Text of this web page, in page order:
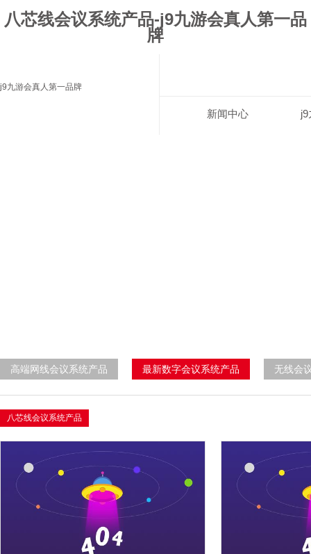
八芯线会议系统产品-j9九游会真人第一品
牌
j9九游会真人第一品牌
新闻中心
高端网线会议系统产品 最新数字会议系统产品 无线会
八芯线会议系统产品